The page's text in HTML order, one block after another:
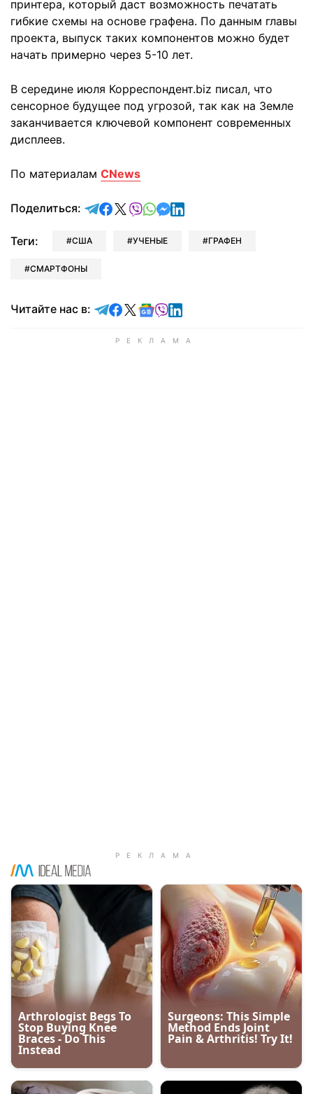
принтера, который даст возможность печатать
гибкие схемы на основе графена. По данным главы
проекта, выпуск таких компонентов можно будет
начать примерно через 5-10 лет.
В середине июля Корреспондент.biz писал, что
сенсорное будущее под угрозой, так как на Земле
заканчивается ключевой компонент современных
дисплеев.
По материалам CNews
Поделиться: отправить в Telegram
поделиться в Facebook
поделиться в X
отправить в Viber
отправить в Whatsapp
отправить в Messenger
отправить в LinkedIn
Теги: США УЧЕНЫЕ ГРАФЕН
СМАРТФОНЫ
Читайте нас в: Читайте в Telegram
Читайте в Facebook
Читайте в X
Читайте в Google news
Читайте в Viber
Читайте в LinkedIn